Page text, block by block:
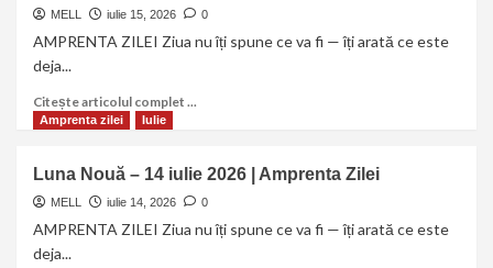
MELL iulie 15, 2026 0
AMPRENTA ZILEI Ziua nu îți spune ce va fi — îți arată ce este
deja...
Citește articolul complet ...
Amprenta zilei Iulie
Luna Nouă – 14 iulie 2026 | Amprenta Zilei
MELL iulie 14, 2026 0
AMPRENTA ZILEI Ziua nu îți spune ce va fi — îți arată ce este
deja...